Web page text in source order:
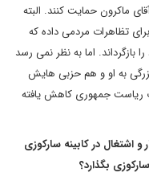
ماکرون حمایت کنند. البته
تظاهرات مردمی داده که
اما به نظر نمی رسد
به او و هم حزبی هایش
ریاست جمهوری کاهش یافته
در کابینه سارکوزی
بگذارد؟